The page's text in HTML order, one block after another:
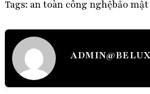
Tags: an toàn công nghệbảo